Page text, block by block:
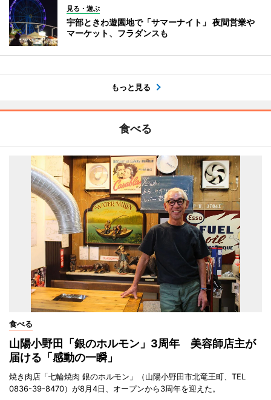
見る・遊ぶ
宇部ときわ遊園地で「サマーナイト」 夜間営業や
マーケット、フラダンスも
もっと見る
食べる
食べる
山陽小野田「銀のホルモン」3周年 美容師店主が
届ける「感動の一瞬」
焼き肉店「七輪焼肉 銀のホルモン」（山陽小野田市北竜王町、TEL
0836-39-8470）が8月4日、オープンから3周年を迎えた。